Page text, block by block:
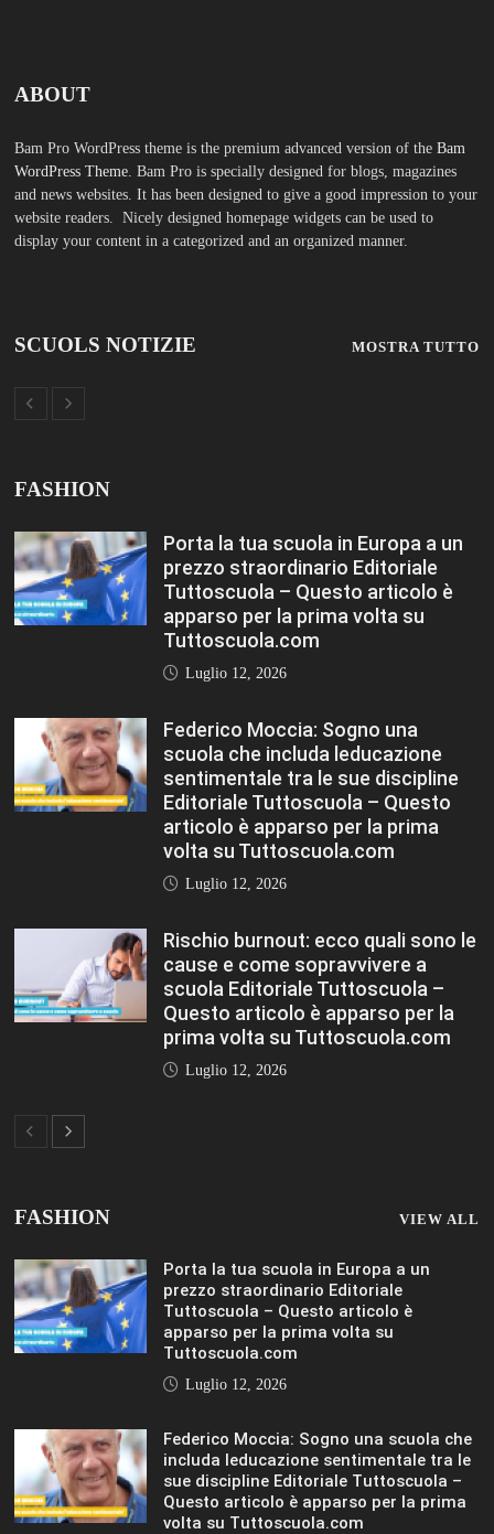
ABOUT
Bam Pro WordPress theme is the premium advanced version of the Bam
WordPress Theme. Bam Pro is specially designed for blogs, magazines
and news websites. It has been designed to give a good impression to your
website readers. Nicely designed homepage widgets can be used to
display your content in a categorized and an organized manner.
SCUOLS NOTIZIE MOSTRA TUTTO
FASHION
Porta la tua scuola in Europa a un
prezzo straordinario Editoriale
Tuttoscuola – Questo articolo è
apparso per la prima volta su
Tuttoscuola.com
Luglio 12, 2026
Federico Moccia: Sogno una
scuola che includa leducazione
sentimentale tra le sue discipline
Editoriale Tuttoscuola – Questo
articolo è apparso per la prima
volta su Tuttoscuola.com
Luglio 12, 2026
Rischio burnout: ecco quali sono le
cause e come sopravvivere a
scuola Editoriale Tuttoscuola –
Questo articolo è apparso per la
prima volta su Tuttoscuola.com
Luglio 12, 2026
FASHION VIEW ALL
Porta la tua scuola in Europa a un
prezzo straordinario Editoriale
Tuttoscuola – Questo articolo è
apparso per la prima volta su
Tuttoscuola.com
Luglio 12, 2026
Federico Moccia: Sogno una scuola che
includa leducazione sentimentale tra le
sue discipline Editoriale Tuttoscuola –
Questo articolo è apparso per la prima
volta su Tuttoscuola.com